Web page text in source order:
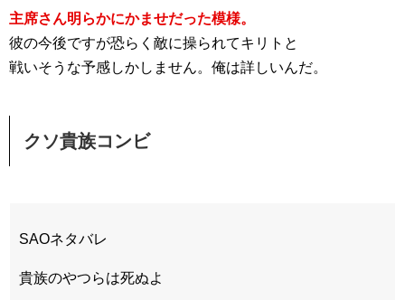
主席さん明らかにかませだった模様。
彼の今後ですが恐らく敵に操られてキリトと
戦いそうな予感しかしません。俺は詳しいんだ。
クソ貴族コンビ
SAOネタバレ
貴族のやつらは死ぬよ